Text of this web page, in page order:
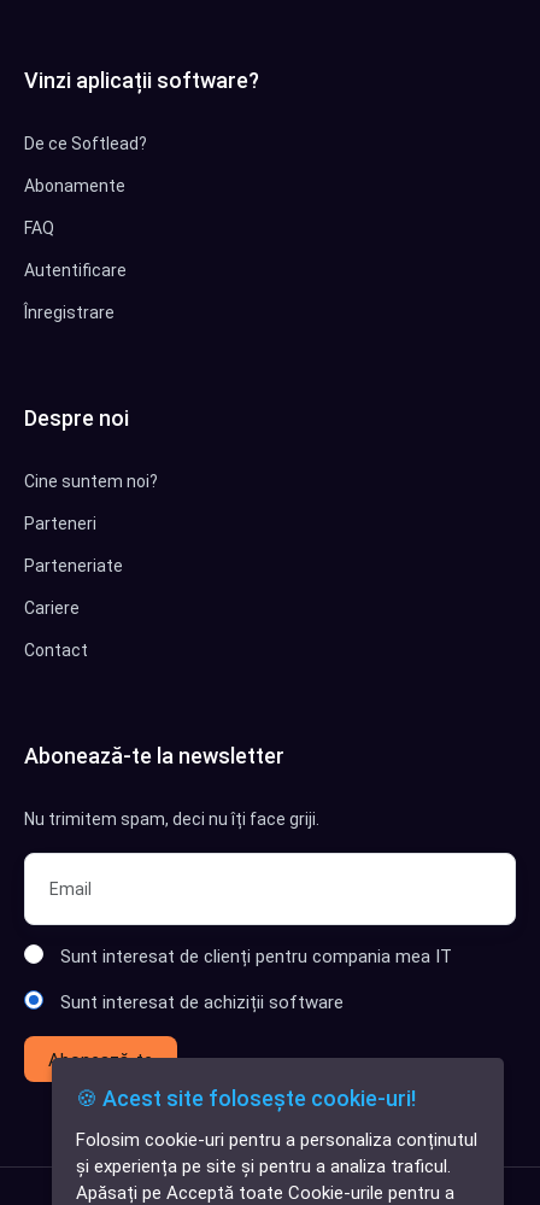
✕
Cauți o aplicație
Vinzi aplicații software?
De ce Softlead?
Abonamente
FAQ
Autentificare
Înregistrare
Despre noi
Cine suntem noi?
Parteneri
Parteneriate
Cariere
Contact
Abonează-te la newsletter
Nu trimitem spam, deci nu îți face griji.
Sunt interesat de clienți pentru compania mea IT
Sunt interesat de achiziții software
Abonează-te
🍪 Acest site folosește cookie-uri!
Folosim cookie-uri pentru a personaliza conținutul
și experiența pe site și pentru a analiza traficul.
Apăsați pe Acceptă toate Cookie-urile pentru a